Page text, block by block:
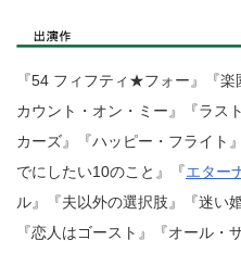
『54 フィフティ★フォー』『
カウント・オン・ミー』『ラス
カーズ』『ハッピー・フライト
でにしたい10のこと』『エター
ル』『夫以外の選択肢』『迷い
『恋人はゴースト』『オール・